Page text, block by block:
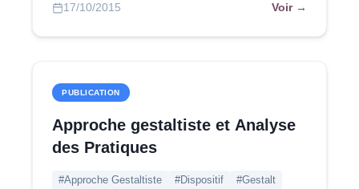
17/10/2015 Voir →
PUBLICATION
Approche gestaltiste et Analyse
des Pratiques
#Approche Gestaltiste #Dispositif #Gestalt